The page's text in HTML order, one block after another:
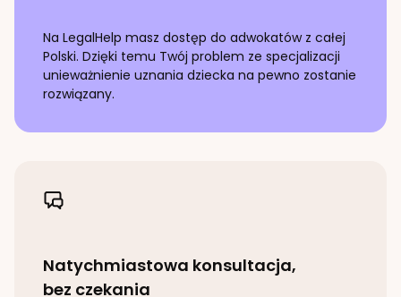
Na LegalHelp masz dostęp do adwokatów z całej
Polski. Dzięki temu Twój problem ze specjalizacji
unieważnienie uznania dziecka na pewno zostanie
rozwiązany.
Natychmiastowa konsultacja,
bez czekania